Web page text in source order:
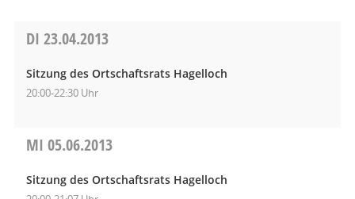
DI 23.04.2013
Sitzung des Ortschaftsrats Hagelloch
20:00-22:30 Uhr
MI 05.06.2013
Sitzung des Ortschaftsrats Hagelloch